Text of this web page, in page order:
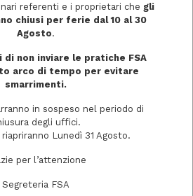
referenti e i proprietari che gli
chiusi per ferie dal 10 al 30
Agosto.
di non inviare le pratiche FSA
arco di tempo per evitare
smarrimenti.
in sospeso nel periodo di
degli uffici.
Lunedì 31 Agosto.
per l’attenzione
Segreteria FSA